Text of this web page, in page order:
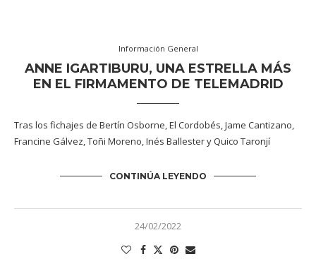
Información General
ANNE IGARTIBURU, UNA ESTRELLA MÁS
EN EL FIRMAMENTO DE TELEMADRID
Tras los fichajes de Bertín Osborne, El Cordobés, Jame Cantizano,
Francine Gálvez, Toñi Moreno, Inés Ballester y Quico Taronjí
CONTINÚA LEYENDO
24/02/2022